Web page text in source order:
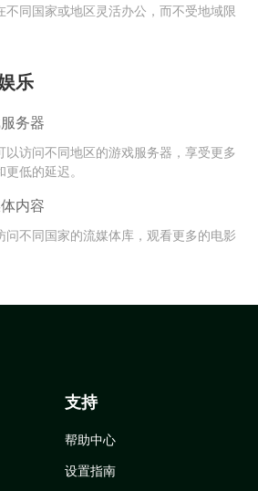
不同国家或地区灵活办公，而不受地域限
乐
务器
以访问不同地区的游戏服务器，享受更多
低的延迟。
内容
问不同国家的流媒体库，观看更多的电影
支持
帮助中心
设置指南